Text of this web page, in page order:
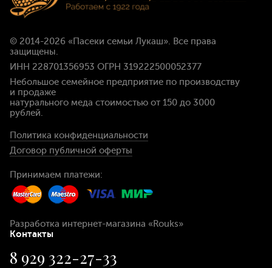
© 2014-2026 «Пасеки семьи Лукаш». Все права
защищены.
ИНН 228701356953 ОГРН 319222500052377
Небольшое семейное предприятие по производству
и продаже
натурального меда стоимостью от 150 до 3000
рублей.
Политика конфиденциальности
Договор публичной оферты
Принимаем платежи:
Разработка интернет-магазина «Rouks»
Контакты
8 929 322-27-33